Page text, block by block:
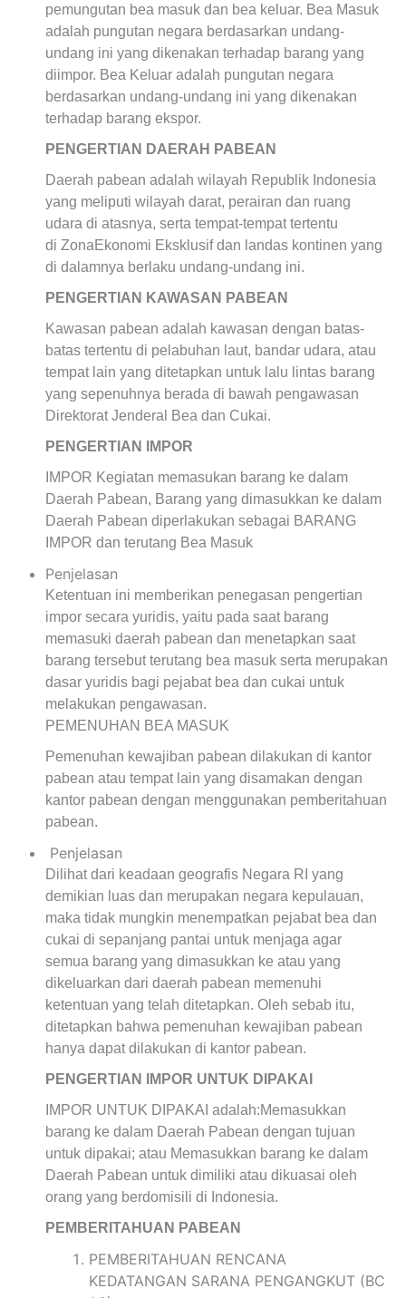
pemungutan bea masuk dan bea keluar. Bea Masuk
adalah pungutan negara berdasarkan undang-
undang ini yang dikenakan terhadap barang yang
diimpor. Bea Keluar adalah pungutan negara
berdasarkan undang-undang ini yang dikenakan
terhadap barang ekspor.
PENGERTIAN DAERAH PABEAN
Daerah pabean adalah wilayah Republik Indonesia
yang meliputi wilayah darat, perairan dan ruang
udara di atasnya, serta tempat-tempat tertentu
di ZonaEkonomi Eksklusif dan landas kontinen yang
di dalamnya berlaku undang-undang ini.
PENGERTIAN KAWASAN PABEAN
Kawasan pabean adalah kawasan dengan batas-
batas tertentu di pelabuhan laut, bandar udara, atau
tempat lain yang ditetapkan untuk lalu lintas barang
yang sepenuhnya berada di bawah pengawasan
Direktorat Jenderal Bea dan Cukai.
PENGERTIAN IMPOR
IMPOR Kegiatan memasukan barang ke dalam
Daerah Pabean, Barang yang dimasukkan ke dalam
Daerah Pabean diperlakukan sebagai BARANG
IMPOR dan terutang Bea Masuk
Penjelasan
Ketentuan ini memberikan penegasan pengertian
impor secara yuridis, yaitu pada saat barang
memasuki daerah pabean dan menetapkan saat
barang tersebut terutang bea masuk serta merupakan
dasar yuridis bagi pejabat bea dan cukai untuk
melakukan pengawasan.
PEMENUHAN BEA MASUK
Pemenuhan kewajiban pabean dilakukan di kantor
pabean atau tempat lain yang disamakan dengan
kantor pabean dengan menggunakan pemberitahuan
pabean.
Penjelasan
Dilihat dari keadaan geografis Negara RI yang
demikian luas dan merupakan negara kepulauan,
maka tidak mungkin menempatkan pejabat bea dan
cukai di sepanjang pantai untuk menjaga agar
semua barang yang dimasukkan ke atau yang
dikeluarkan dari daerah pabean memenuhi
ketentuan yang telah ditetapkan. Oleh sebab itu,
ditetapkan bahwa pemenuhan kewajiban pabean
hanya dapat dilakukan di kantor pabean.
PENGERTIAN IMPOR UNTUK DIPAKAI
IMPOR UNTUK DIPAKAI adalah:Memasukkan
barang ke dalam Daerah Pabean dengan tujuan
untuk dipakai; atau Memasukkan barang ke dalam
Daerah Pabean untuk dimiliki atau dikuasai oleh
orang yang berdomisili di Indonesia.
PEMBERITAHUAN PABEAN
PEMBERITAHUAN RENCANA
KEDATANGAN SARANA PENGANGKUT (BC